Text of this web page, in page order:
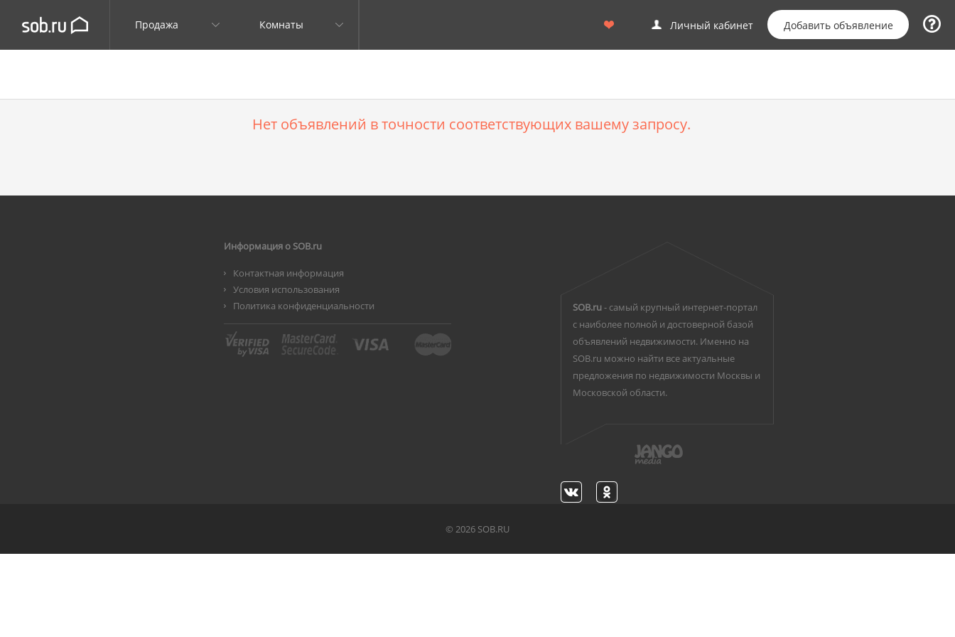
Продажа Комнаты Личный кабинет Добавить объявление
Нет объявлений в точности соответствующих вашему запросу.
Информация о SOB.ru
Контактная информация
Условия использования
Политика конфиденциальности
SOB.ru- самый крупный интернет-портал
с наиболее полной и достоверной базой
объявлений недвижимости. Именно на
SOB.ru можно найти все актуальные
предложения по недвижимости Москвы и
Московской области.
© 2026 SOB.RU